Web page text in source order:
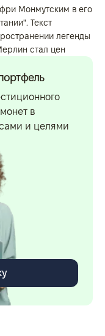
Монмутским в его
Текст
легенды
стал цен
в
и целями